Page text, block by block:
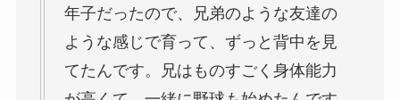
年子だったので、兄弟のような友達の
ような感じで育って、ずっと背中を見
てたんです。兄はものすごく身体能力